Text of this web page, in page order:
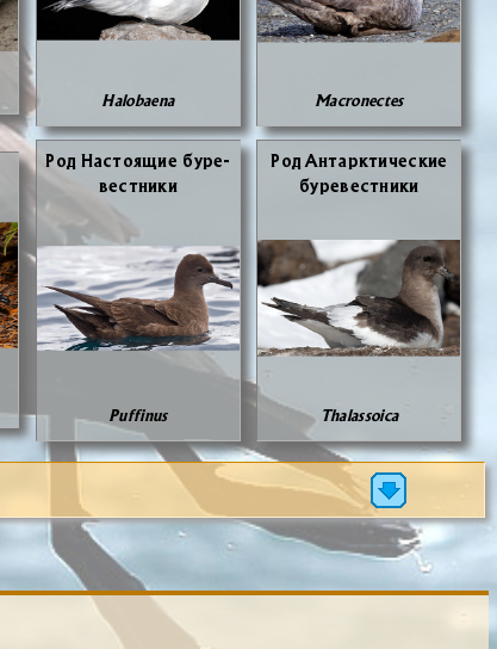
Halobaena Macronectes
Род На­сто­я­щие бу­ре­
вест­ни­ки
Puffinus
Род Ан­тарк­ти­че­ские
бу­ре­вест­ни­ки
Thalassoica